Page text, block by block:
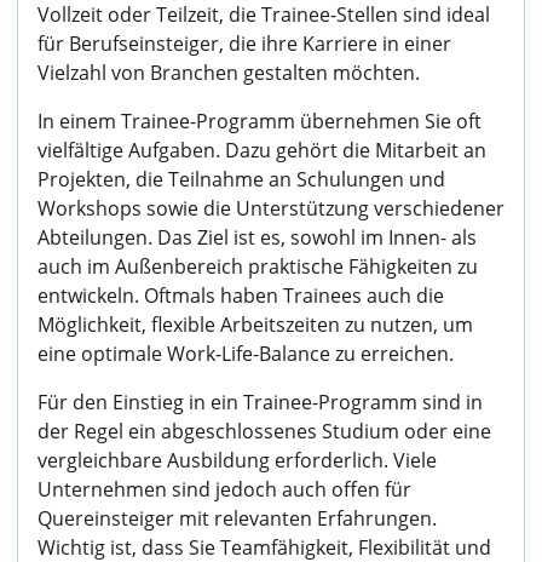
Vollzeit oder Teilzeit, die Trainee-Stellen sind ideal
für Berufseinsteiger, die ihre Karriere in einer
Vielzahl von Branchen gestalten möchten.
In einem Trainee-Programm übernehmen Sie oft
vielfältige Aufgaben. Dazu gehört die Mitarbeit an
Projekten, die Teilnahme an Schulungen und
Workshops sowie die Unterstützung verschiedener
Abteilungen. Das Ziel ist es, sowohl im Innen- als
auch im Außenbereich praktische Fähigkeiten zu
entwickeln. Oftmals haben Trainees auch die
Möglichkeit, flexible Arbeitszeiten zu nutzen, um
eine optimale Work-Life-Balance zu erreichen.
Für den Einstieg in ein Trainee-Programm sind in
der Regel ein abgeschlossenes Studium oder eine
vergleichbare Ausbildung erforderlich. Viele
Unternehmen sind jedoch auch offen für
Quereinsteiger mit relevanten Erfahrungen.
Wichtig ist, dass Sie Teamfähigkeit, Flexibilität und